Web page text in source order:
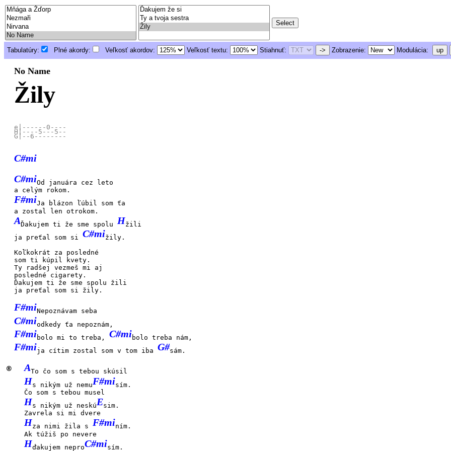
Tabulatúry: Plné akordy: Veľkosť akordov: Veľkosť textu: Stiahnuť: -> Zobrazenie: Modulácia: up
No Name
Žily
e|------0----
H|----5---5--
C#mi
C#miOd januára cez leto
a celým rokom.
F#miJa blázon ľúbil som ťa
a zostal len otrokom.
AĎakujem ti že sme spoluHžili
ja preťal som si C#mižily.
Koľkokrát za posledné
som ti kúpil kvety.
Ty radšej vezmeš mi aj
posledné cigarety.
Ďakujem ti že sme spolu žili
ja preťal som si žily.
F#miNepoznávam seba
C#miodkedy ťa nepoznám,
F#mibolo mi to treba,C#mibolo treba nám,
F#mija cítim zostal som v tom ibaG#sám.
® ATo čo som s tebou skúsil
Hs nikým už nemuF#misím.
Čo som s tebou musel
Hs nikým už neskúEsim.
Zavrela si mi dvere
Hza nimi žila sF#miním.
Ak túžiš po nevere
Hďakujem neproC#misím.